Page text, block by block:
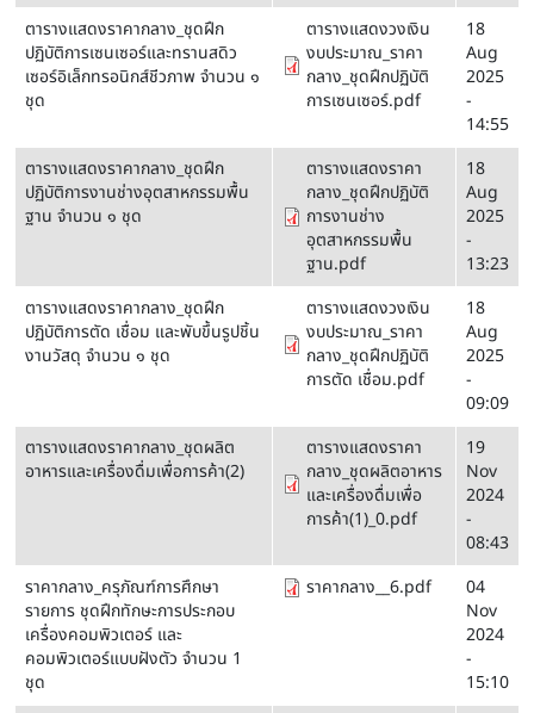
ตารางแสดงราคากลาง_ชุดฝึก
ปฏิบัติการเซนเซอร์และทรานสดิว
เซอร์อิเล็กทรอนิกส์ชีวภาพ จำนวน ๑
ชุด
ตารางแสดงวงเงิน
งบประมาณ_ราคา
กลาง_ชุดฝึกปฏิบัติ
การเซนเซอร์.pdf
18
Aug
2025
-
14:55
ตารางแสดงราคากลาง_ชุดฝึก
ปฏิบัติการงานช่างอุตสาหกรรมพื้น
ฐาน จำนวน ๑ ชุด
ตารางแสดงราคา
กลาง_ชุดฝึกปฏิบัติ
การงานช่าง
อุตสาหกรรมพื้น
ฐาน.pdf
18
Aug
2025
-
13:23
ตารางแสดงราคากลาง_ชุดฝึก
ปฏิบัติการตัด เชื่อม และพับขึ้นรูปชิ้น
งานวัสดุ จำนวน ๑ ชุด
ตารางแสดงวงเงิน
งบประมาณ_ราคา
กลาง_ชุดฝึกปฏิบัติ
การตัด เชื่อม.pdf
18
Aug
2025
-
09:09
ตารางแสดงราคากลาง_ชุดผลิต
อาหารและเครื่องดื่มเพื่อการค้า(2)
ตารางแสดงราคา
กลาง_ชุดผลิตอาหาร
และเครื่องดื่มเพื่อ
การค้า(1)_0.pdf
19
Nov
2024
-
08:43
ราคากลาง_ครุภัณฑ์การศึกษา
รายการ ชุดฝึกทักษะการประกอบ
เครื่องคอมพิวเตอร์ และ
คอมพิวเตอร์แบบฝังตัว จำนวน 1
ชุด
ราคากลาง__6.pdf
04
Nov
2024
-
15:10